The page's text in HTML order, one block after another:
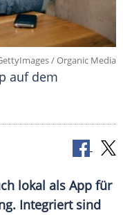
/ Organic Media
auf dem
lokal als App für
Integriert sind